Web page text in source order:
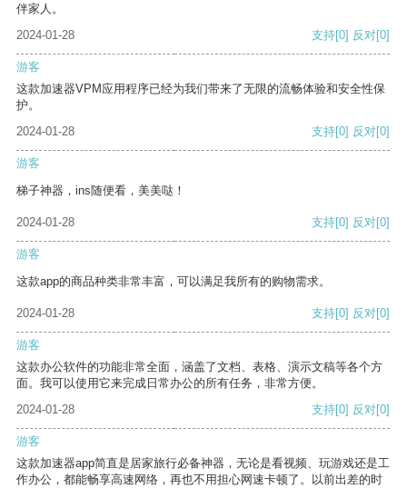
伴家人。
2024-01-28
支持[0] 反对[0]
游客
这款加速器VPM应用程序已经为我们带来了无限的流畅体验和安全性保
护。
2024-01-28
支持[0] 反对[0]
游客
梯子神器，ins随便看，美美哒！
2024-01-28 支持[0] 反对[0]
游客
这款app的商品种类非常丰富，可以满足我所有的购物需求。
2024-01-28 支持[0] 反对[0]
游客
这款办公软件的功能非常全面，涵盖了文档、表格、演示文稿等各个方
面。我可以使用它来完成日常办公的所有任务，非常方便。
2024-01-28
支持[0] 反对[0]
游客
这款加速器app简直是居家旅行必备神器，无论是看视频、玩游戏还是工
作办公，都能畅享高速网络，再也不用担心网速卡顿了。以前出差的时